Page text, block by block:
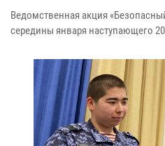
Ведомственная акция
середины января наступающего